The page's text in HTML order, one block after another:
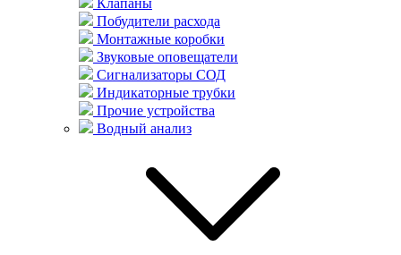
Клапаны
Побудители расхода
Монтажные коробки
Звуковые оповещатели
Сигнализаторы СОД
Индикаторные трубки
Прочие устройства
Водный анализ